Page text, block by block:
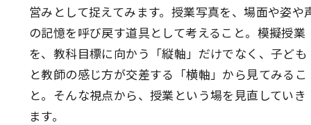
営みとして捉えてみます。授業写真を、場面や姿や
の記憶を呼び戻す道具として考えること。模擬授業
を、教科目標に向かう「縦軸」だけでなく、子ども
と教師の感じ方が交差する「横軸」から見てみるこ
と。そんな視点から、授業という場を見直していき
ます。